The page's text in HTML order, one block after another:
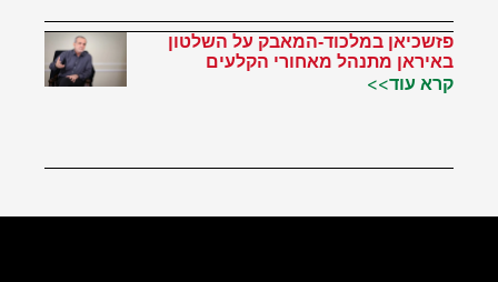
פזשכיאן במלכוד-המאבק על השלטון
באיראן מתנהל מאחורי הקלעים
קרא עוד>>